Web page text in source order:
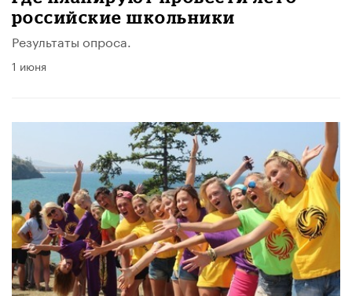
российские школьники
Результаты опроса.
1 июня